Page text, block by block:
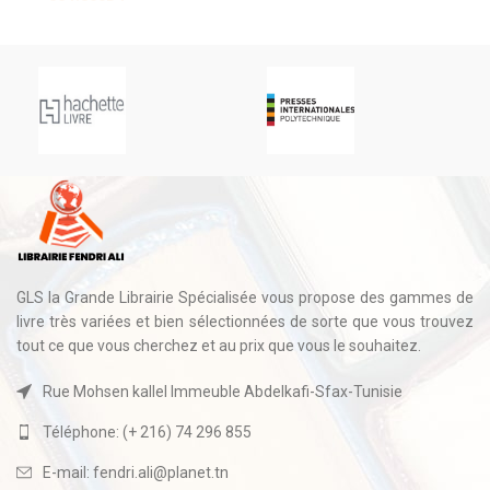
GLS la Grande Librairie Spécialisée vous propose des gammes de
livre très variées et bien sélectionnées de sorte que vous trouvez
tout ce que vous cherchez et au prix que vous le souhaitez.
Rue Mohsen kallel Immeuble Abdelkafi-Sfax-Tunisie
Téléphone: (+ 216) 74 296 855
E-mail: fendri.ali@planet.tn